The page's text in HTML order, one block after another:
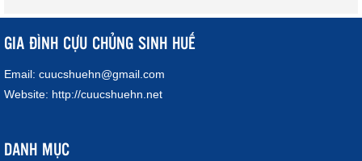
GIA ĐÌNH CỰU CHỦNG SINH HUẾ
Email: cuucshuehn@gmail.com
Website: http://cuucshuehn.net
DANH MỤC